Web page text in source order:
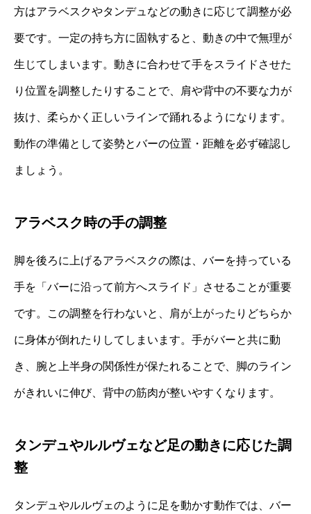
方はアラベスクやタンデュなどの動きに応じて調整が必
要です。一定の持ち方に固執すると、動きの中で無理が
生じてしまいます。動きに合わせて手をスライドさせた
り位置を調整したりすることで、肩や背中の不要な力が
抜け、柔らかく正しいラインで踊れるようになります。
動作の準備として姿勢とバーの位置・距離を必ず確認し
ましょう。
アラベスク時の手の調整
脚を後ろに上げるアラベスクの際は、バーを持っている
手を「バーに沿って前方へスライド」させることが重要
です。この調整を行わないと、肩が上がったりどちらか
に身体が倒れたりしてしまいます。手がバーと共に動
き、腕と上半身の関係性が保たれることで、脚のライン
がきれいに伸び、背中の筋肉が整いやすくなります。
タンデュやルルヴェなど足の動きに応じた調
整
タンデュやルルヴェのように足を動かす動作では、バー